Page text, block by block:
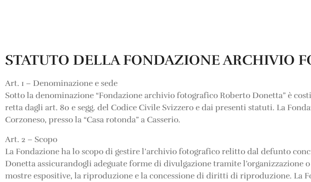
STATUTO DELLA FONDAZIONE ARCHIVIO
Art. 1 – Denominazione e sede
Sotto la denominazione “Fondazione archivio fotografico Roberto Donetta” è
retta dagli art. 80 e segg. del Codice Civile Svizzero e dai presenti statuti. La
Corzoneso, presso la “Casa rotonda” a Casserio.
Art. 2 – Scopo
La Fondazione ha lo scopo di gestire l’archivio fotografico relitto dal defunto
Donetta assicurandogli adeguate forme di divulgazione tramite l’organizzazione
mostre espositive, la riproduzione e la concessione di diritti di riproduzione. La